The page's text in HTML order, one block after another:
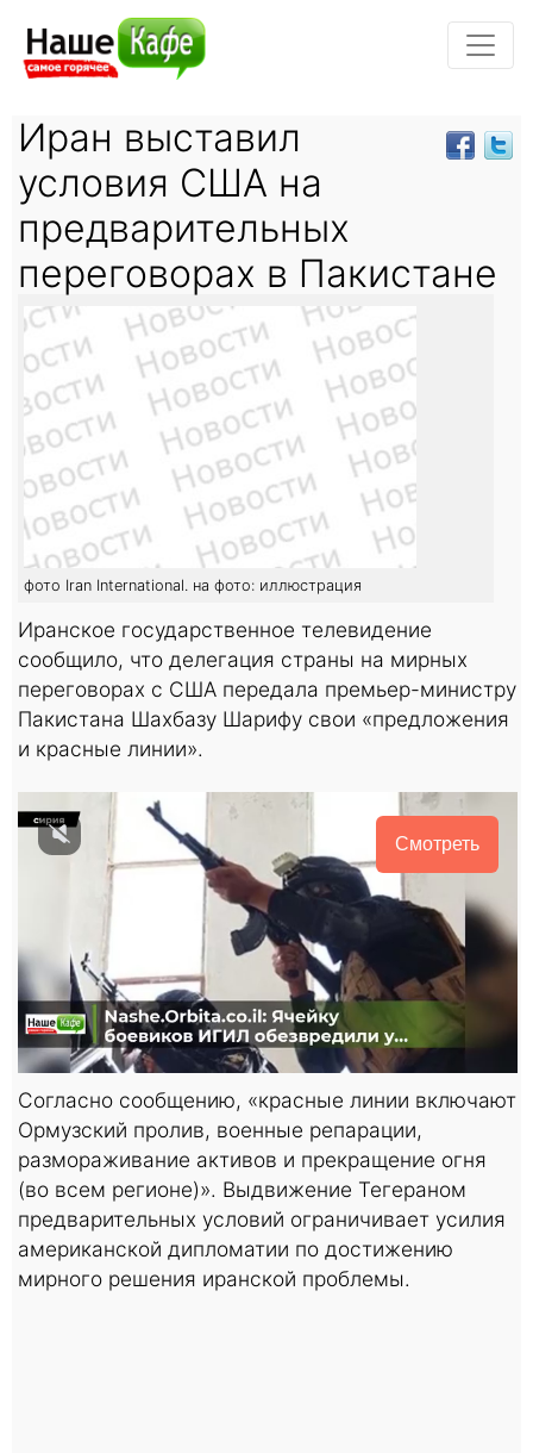
Иран выставил
условия США на
предварительных
переговорах в Пакистане
фото Iran International. на фото: иллюстрация
Иранское государственное телевидение
сообщило, что делегация страны на мирных
переговорах с США передала премьер-министру
Пакистана Шахбазу Шарифу свои «предложения
и красные линии».
Смотреть
Согласно сообщению, «красные линии включают
Ормузский пролив, военные репарации,
размораживание активов и прекращение огня
(во всем регионе)». Выдвижение Тегераном
предварительных условий ограничивает усилия
американской дипломатии по достижению
мирного решения иранской проблемы.